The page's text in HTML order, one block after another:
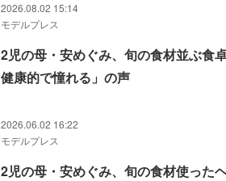
2026.08.02 15:14
モデルプレス
2児の母・安めぐみ、旬の食材並ぶ食
健康的で憧れる」の声
2026.06.02 16:22
モデルプレス
2児の母・安めぐみ、旬の食材使った